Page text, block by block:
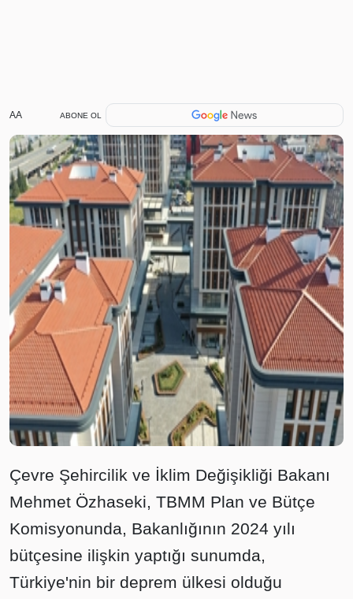
AA ABONE OL
Çevre Şehircilik ve İklim Değişikliği Bakanı
Mehmet Özhaseki, TBMM Plan ve Bütçe
Komisyonunda, Bakanlığının 2024 yılı
bütçesine ilişkin yaptığı sunumda,
Türkiye'nin bir deprem ülkesi olduğu